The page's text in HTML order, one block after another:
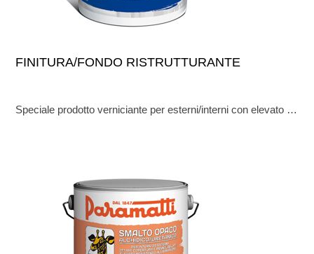
FINITURA/FONDO RISTRUTTURANTE
Speciale prodotto verniciante per esterni/interni con elevato potere riempitivo. Utilizzabile secondo la diluizione come